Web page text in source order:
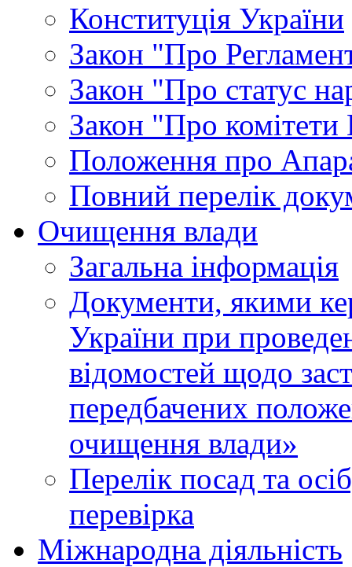
Конституція України
Закон "Про
Закон "Про статус
Закон "Про комітети
Положення про
Повний перелік
Очищення влади
Загальна інформація
Документи, якими
України при
відомостей щодо
передбачених
очищення влади»
Перелік посад та
перевірка
Міжнародна діяльність